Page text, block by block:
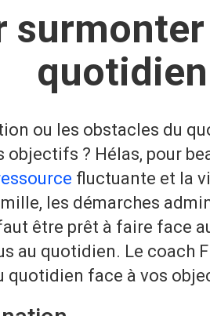
quotidien
ou les obstacles du
objectifs ? Hélas, pour
fluctuante et la
les démarches
être prêt à faire face
au quotidien. Le coach
quotidien face à vos